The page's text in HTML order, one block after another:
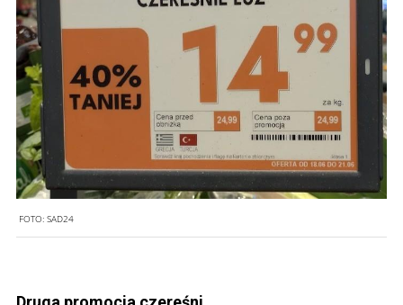
FOTO: SAD24